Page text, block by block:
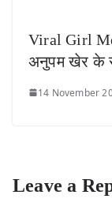
Viral Girl
अनुपम खेर के
14 November
Leave a